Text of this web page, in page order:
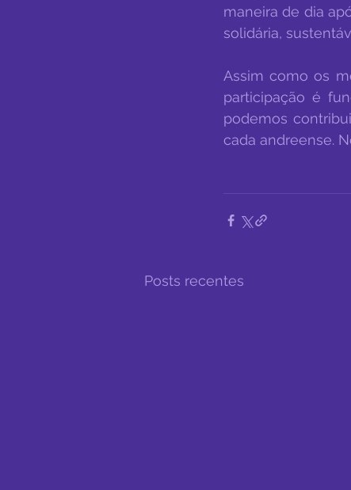
maneira de dia
solidária,
Assim como os
participação é
podemos
cada andreense.
Posts recentes